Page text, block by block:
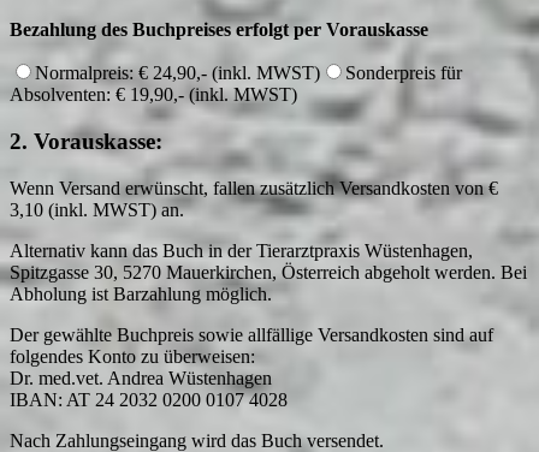
Bezahlung des Buchpreises erfolgt per Vorauskasse
Normalpreis: € 24,90,- (inkl. MWST)
Sonderpreis für
Absolventen: € 19,90,- (inkl. MWST)
2. Vorauskasse:
Wenn Versand erwünscht, fallen zusätzlich Versandkosten von €
3,10 (inkl. MWST) an.
Alternativ kann das Buch in der Tierarztpraxis Wüstenhagen,
Spitzgasse 30, 5270 Mauerkirchen, Österreich abgeholt werden. Bei
Abholung ist Barzahlung möglich.
Der gewählte Buchpreis sowie allfällige Versandkosten sind auf
folgendes Konto zu überweisen:
Dr. med.vet. Andrea Wüstenhagen
IBAN: AT 24 2032 0200 0107 4028
Nach Zahlungseingang wird das Buch versendet.